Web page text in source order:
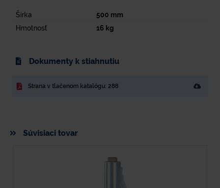
Šírka 500 mm
Hmotnosť
16 kg
Dokumenty k stiahnutiu
Strana v tlačenom katalógu: 288
Súvisiaci tovar